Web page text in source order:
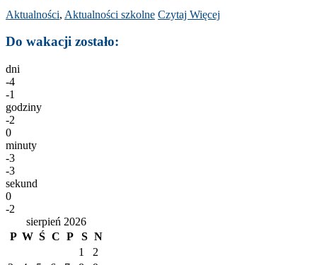
Aktualności, Aktualności szkolne Czytaj Więcej
Do wakacji zostało:
dni
-4
-1
godziny
-2
0
minuty
-3
-3
sekund
0
-2
sierpień 2026
P W Ś C P S N
1
2